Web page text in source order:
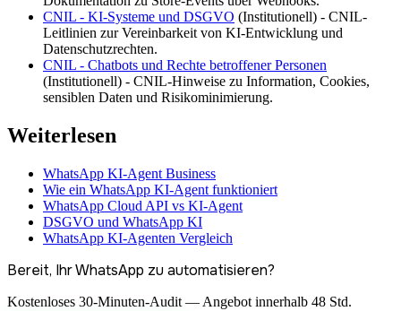
CNIL - KI-Systeme und DSGVO (Institutionell) - CNIL-
Leitlinien zur Vereinbarkeit von KI-Entwicklung und
Datenschutzrechten.
CNIL - Chatbots und Rechte betroffener Personen
(Institutionell) - CNIL-Hinweise zu Information, Cookies,
sensiblen Daten und Risikominimierung.
Weiterlesen
WhatsApp KI-Agent Business
Wie ein WhatsApp KI-Agent funktioniert
WhatsApp Cloud API vs KI-Agent
DSGVO und WhatsApp KI
WhatsApp KI-Agenten Vergleich
Bereit, Ihr WhatsApp zu automatisieren?
Kostenloses 30-Minuten-Audit — Angebot innerhalb 48 Std.